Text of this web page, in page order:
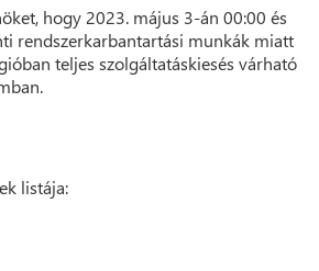
hogy 2023. május 3-án 00:00 és
rendszerkarbantartási munkák miatt
teljes szolgáltatáskiesés várható
listája: